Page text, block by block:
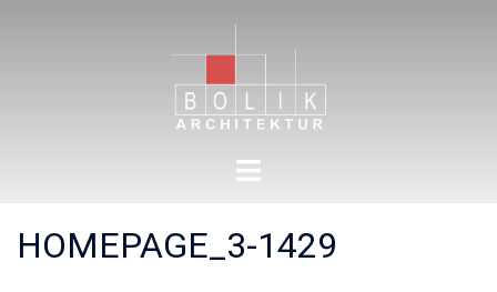
Menü
HOMEPAGE_3-1429